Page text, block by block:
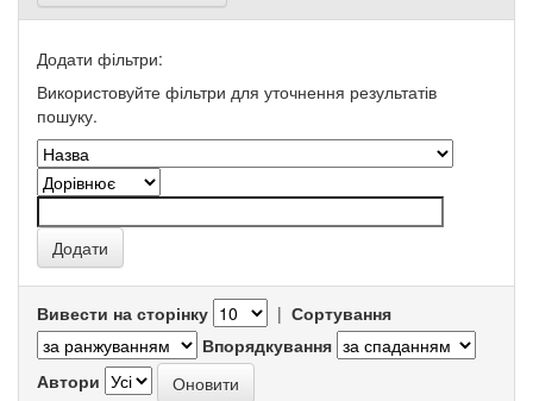
Додати фільтри:
Використовуйте фільтри для уточнення результатів
пошуку.
Вивести на сторінку | Сортування
Впорядкування
Автори